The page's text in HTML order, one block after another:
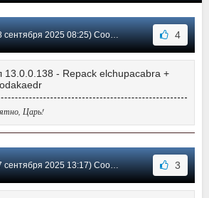
2025 08:25) Сообщение #3709 4
13.0.0.138 - Repack elchupacabra +
Царь!
2025 13:17) Сообщение #3708 3